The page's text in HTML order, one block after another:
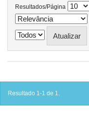
Resultados/Página
Resultado 1-1 de 1.